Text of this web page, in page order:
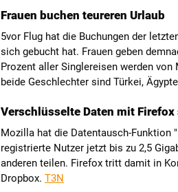
Frauen buchen teureren Urlaub
5vor Flug hat die Buchungen der
sich gebucht hat. Frauen geben
Prozent aller Singlereisen werden
beide Geschlechter sind Türkei,
Verschlüsselte Daten mit Firefox
Mozilla hat die Datentausch-Funktion
registrierte Nutzer jetzt bis zu 2,5
anderen teilen. Firefox tritt damit in
Dropbox. T3N